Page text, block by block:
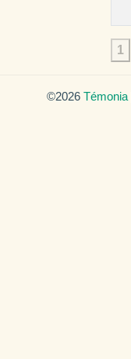
1
©2026 Témonia